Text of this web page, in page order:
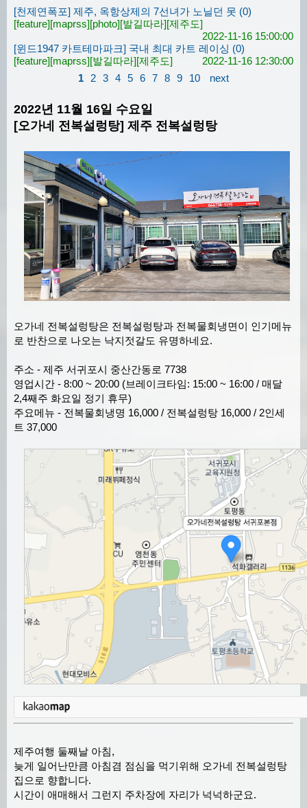
[천제연폭포] 제주, 옥항상제의 7선녀가 노닐던 못 (0)
[feature][maprss][photo][발길따라][제주도]
2022-11-16 15:00:00
[윈드1947 카트테마파크] 국내 최대 카트 레이싱 (0)
[feature][maprss][발길따라][제주도]
2022-11-16 12:30:00
1
2 3 4 5 6 7 8 9 10 next
2022년 11월 16일 수요일
[오가네 전복설렁탕] 제주 전복설렁탕
오가네 전복설렁탕은 전복설렁탕과 전복물회냉면이 인기메뉴
로 반찬으로 나오는 낙지젓갈도 유명하네요.
주소 - 제주 서귀포시 중산간동로 7738
영업시간 - 8:00 ~ 20:00 (브레이크타임: 15:00 ~ 16:00 / 매달
2,4째주 화요일 정기 휴무)
주요메뉴 - 전복물회냉명 16,000 / 전복설렁탕 16,000 / 2인세
트 37,000
제주여행 둘째날 아침,
늦게 일어난만큼 아침겸 점심을 먹기위해 오가네 전복설렁탕
집으로 향합니다.
시간이 애매해서 그런지 주차장에 자리가 넉넉하군요.